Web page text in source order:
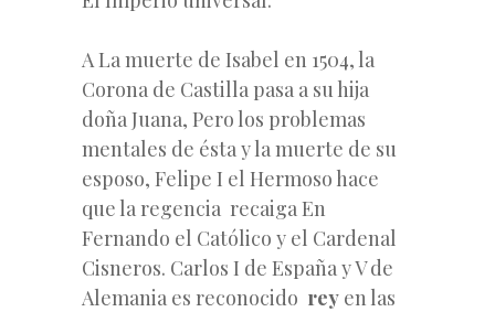
A La muerte de Isabel en 1504, la
Corona de Castilla pasa a su hija
doña Juana, Pero los problemas
mentales de ésta y la muerte de su
esposo, Felipe I el Hermoso hace
que la regencia recaiga En
Fernando el Católico y el Cardenal
Cisneros. Carlos I de España y V de
Alemania es reconocido rey en las